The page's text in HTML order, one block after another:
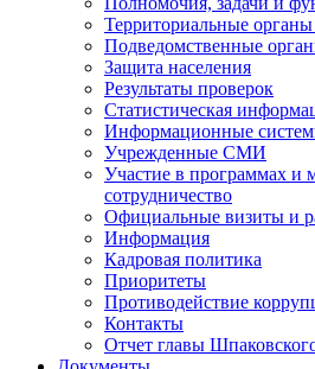
Территориальные органы
Подведомственные
Защита населения
Результаты проверок
Статистическая
Информационные
Учрежденные СМИ
Участие в программах и
сотрудничество
Официальные визиты и
Информация
Кадровая политика
Приоритеты
Противодействие
Контакты
Отчет главы